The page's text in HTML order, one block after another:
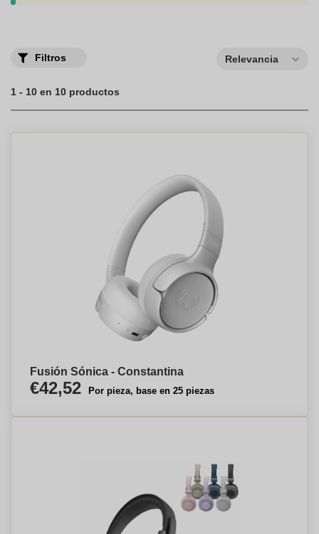
Filtros Relevancia
1 - 10 en 10 productos
Fusión Sónica - Constantina
€42,52 Por pieza, base en 25 piezas